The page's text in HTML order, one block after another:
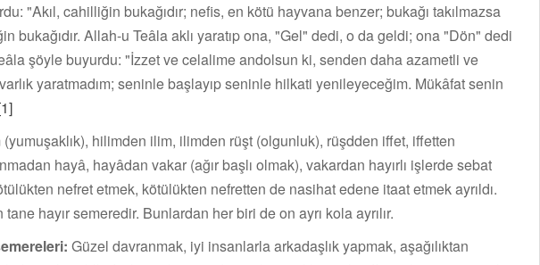
"Akıl, cahilliğin bukağıdır; nefis, en kötü hayvana benzer; bukağı takıl­mazsa
bukağıdır. Allah-u Teâla aklı yaratıp ona, "Gel" dedi, o da geldi; ona "Dön" dedi
şöyle buyurdu: "İzzet ve celalime andolsun ki, senden daha azametli ve
yarat­madım; seninle başlayıp seninle hilkati yenileyeceğim. Mükâfat senin
hilimden ilim, ilimden rüşt (olgunluk), rüşdden iffet, iffetten
hayâ, hayâdan vakar (ağır başlı olmak), vakardan hayırlı işlerde sebat
nefret etmek, kötülükten nefretten de nasihat edene itaat etmek ayrıldı.
tane hayır semeredir. Bunlardan her biri de on ayrı kola ayrılır.
Güzel davranmak, iyi insan­larla arkadaşlık yapmak, aşağılıktan